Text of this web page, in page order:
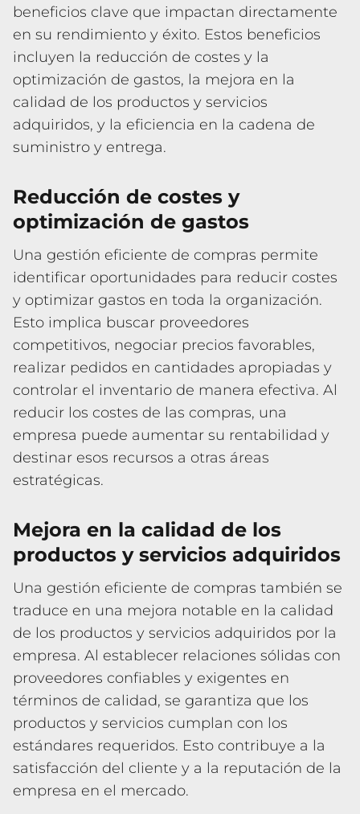
beneficios clave que impactan directamente
en su rendimiento y éxito. Estos beneficios
incluyen la reducción de costes y la
optimización de gastos, la mejora en la
calidad de los productos y servicios
adquiridos, y la eficiencia en la cadena de
suministro y entrega.
Reducción de costes y
optimización de gastos
Una gestión eficiente de compras permite
identificar oportunidades para reducir costes
y optimizar gastos en toda la organización.
Esto implica buscar proveedores
competitivos, negociar precios favorables,
realizar pedidos en cantidades apropiadas y
controlar el inventario de manera efectiva. Al
reducir los costes de las compras, una
empresa puede aumentar su rentabilidad y
destinar esos recursos a otras áreas
estratégicas.
Mejora en la calidad de los
productos y servicios adquiridos
Una gestión eficiente de compras también se
traduce en una mejora notable en la calidad
de los productos y servicios adquiridos por la
empresa. Al establecer relaciones sólidas con
proveedores confiables y exigentes en
términos de calidad, se garantiza que los
productos y servicios cumplan con los
estándares requeridos. Esto contribuye a la
satisfacción del cliente y a la reputación de la
empresa en el mercado.